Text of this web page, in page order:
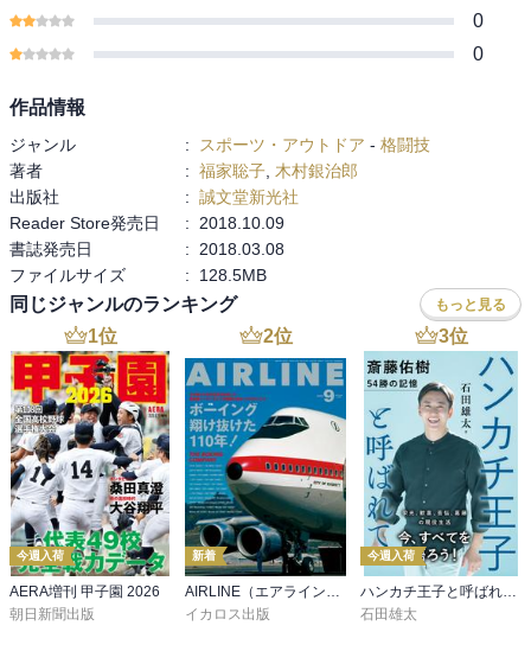
0
0
作品情報
ジャンル : スポーツ・アウトドア - 格闘技
著者
: 福家聡子 木村銀治郎
出版社
: 誠文堂新光社
Reader Store発売日
:
2018.10.09
書誌発売日
:
2018.03.08
ファイルサイズ
: 128.5MB
同じジャンルのランキング もっと見る
1位
今週入荷
AERA増刊 甲子園 2026
朝日新聞出版
2位
新着
AIRLINE（エアライン）2026年9月号
イカロス出版
3位
今週入荷
ハンカチ王子と呼ばれて 斎藤佑樹 54勝の記憶
石田雄太